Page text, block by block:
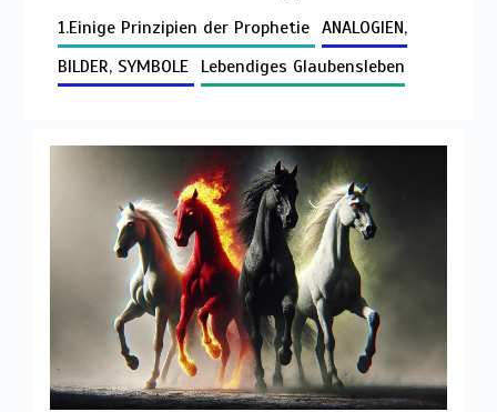
1.Einige Prinzipien der Prophetie ANALOGIEN,
BILDER, SYMBOLE Lebendiges Glaubensleben